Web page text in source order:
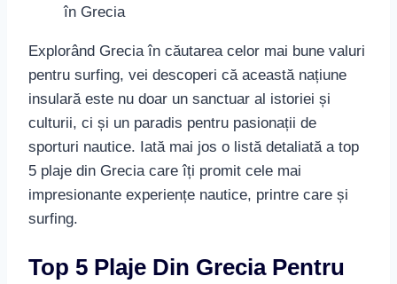
Explorând Grecia în căutarea celor mai bune valuri
pentru surfing, vei descoperi că această națiune
insulară este nu doar un sanctuar al istoriei și
culturii, ci și un paradis pentru pasionații de
sporturi nautice. Iată mai jos o listă detaliată a top
5 plaje din Grecia care îți promit cele mai
impresionante experiențe nautice, printre care și
surfing.
Top 5 Plaje Din Grecia Pentru